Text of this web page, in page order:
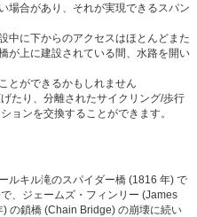
場合があり、それが実現できるスパン
中に下からのアクセスはほとんどまた
が上に建設されている間、水路を開い
とができるかもしれません
たり、分離されたサイクリング/歩行
ョンを交換することができます。
ルキル滝のスパイダー橋 (1816 年) で
、ジェームズ・フィンリー (James
の鎖橋 (Chain Bridge) の崩壊に続い